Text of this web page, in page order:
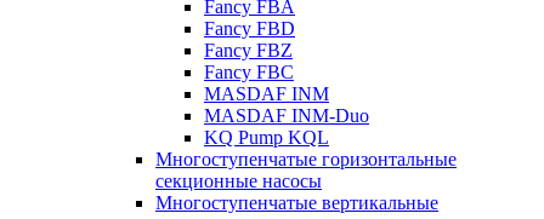
Fancy FBA
Fancy FBD
Fancy FBZ
Fancy FBC
MASDAF INM
MASDAF INM-Duo
KQ Pump KQL
Многоступенчатые горизонтальные
секционные насосы
Многоступенчатые вертикальные